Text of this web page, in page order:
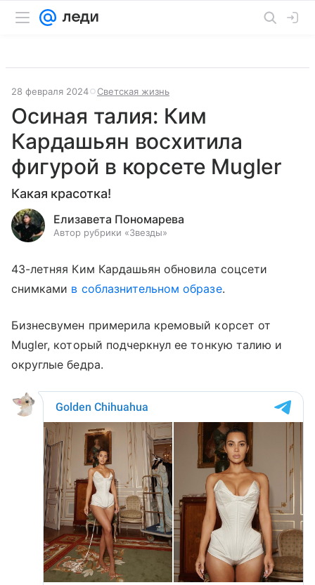
28 февраля 2024 Светская жизнь
Осиная талия: Ким
Кардашьян восхитила
фигурой в корсете Mugler
Какая красотка!
Елизавета Пономарева
Автор рубрики «Звезды»
43-летняя Ким Кардашьян обновила соцсети
снимками в соблазнительном образе.
Бизнесвумен примерила кремовый корсет от
Mugler, который подчеркнул ее тонкую талию и
округлые бедра.